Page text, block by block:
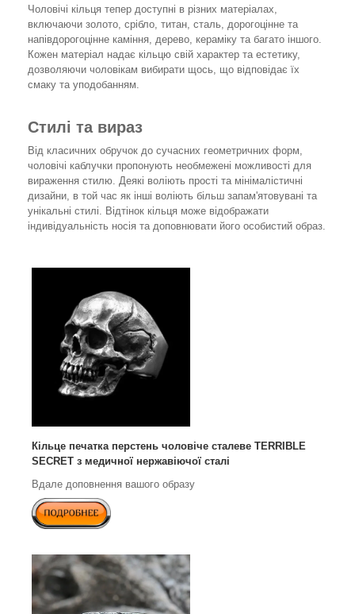
Чоловічі кільця тепер доступні в різних матеріалах,
включаючи золото, срібло, титан, сталь, дорогоцінне та
напівдорогоцінне каміння, дерево, кераміку та багато іншого.
Кожен матеріал надає кільцю свій характер та естетику,
дозволяючи чоловікам вибирати щось, що відповідає їх
смаку та уподобанням.
Стилі та вираз
Від класичних обручок до сучасних геометричних форм,
чоловічі каблучки пропонують необмежені можливості для
вираження стилю. Деякі воліють прості та мінімалістичні
дизайни, в той час як інші воліють більш запам'ятовувані та
унікальні стилі. Відтінок кільця може відображати
індивідуальність носія та доповнювати його особистий образ.
Кільце печатка перстень чоловіче сталеве TERRIBLE
SECRET з медичної нержавіючої сталі
Вдале доповнення вашого образу